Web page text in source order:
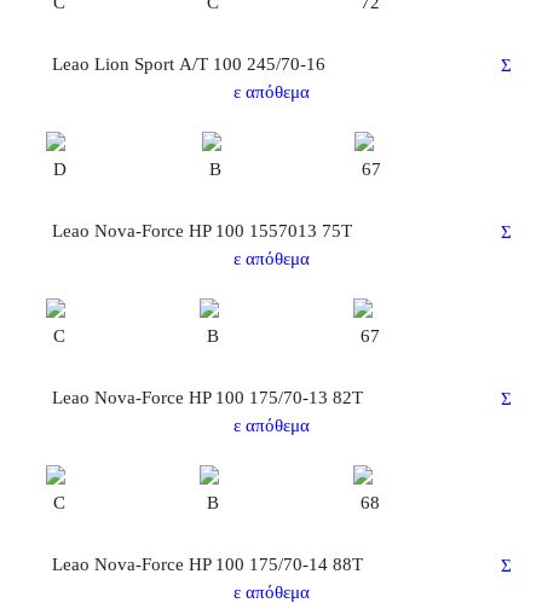
Leao Lion Sport Α/Τ 100 245/70-16
Σ
ε απόθεμα
D B 67
Leao Nova-Force HP 100 1557013 75T
Σ
ε απόθεμα
C B 67
Leao Nova-Force HP 100 175/70-13 82T
Σ
ε απόθεμα
C B 68
Leao Nova-Force HP 100 175/70-14 88Τ
Σ
ε απόθεμα